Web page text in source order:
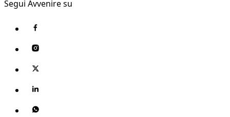
Segui Avvenire su